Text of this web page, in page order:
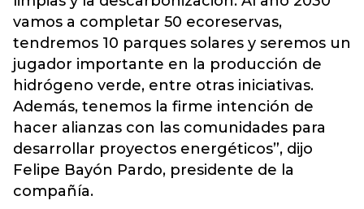
vamos a completar 50 ecoreservas,
tendremos 10 parques solares y seremos un
jugador importante en la producción de
hidrógeno verde, entre otras iniciativas.
Además, tenemos la firme intención de
hacer alianzas con las comunidades para
desarrollar proyectos energéticos”, dijo
Felipe Bayón Pardo, presidente de la
compañía.